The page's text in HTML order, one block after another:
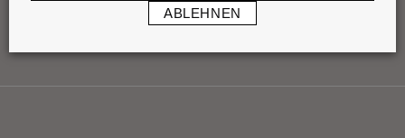
ABLEHNEN